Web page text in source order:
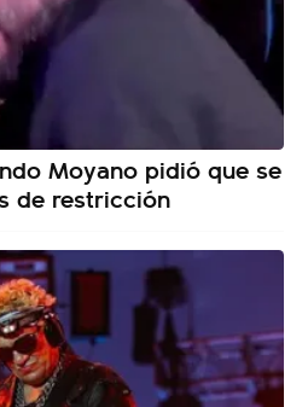
Moyano pidió que se
de restricción